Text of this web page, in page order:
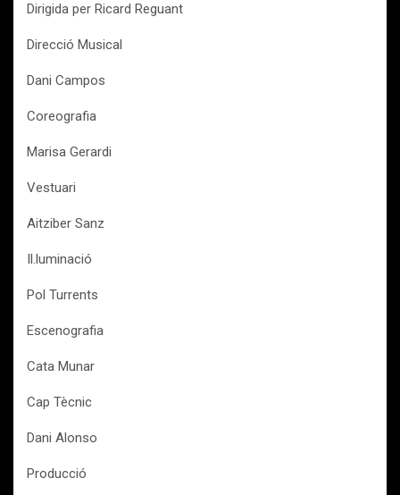
Dirigida per Ricard Reguant
Direcció Musical
Dani Campos
Coreografia
Marisa Gerardi
Vestuari
Aitziber Sanz
Il.luminació
Pol Turrents
Escenografia
Cata Munar
Cap Tècnic
Dani Alonso
Producció